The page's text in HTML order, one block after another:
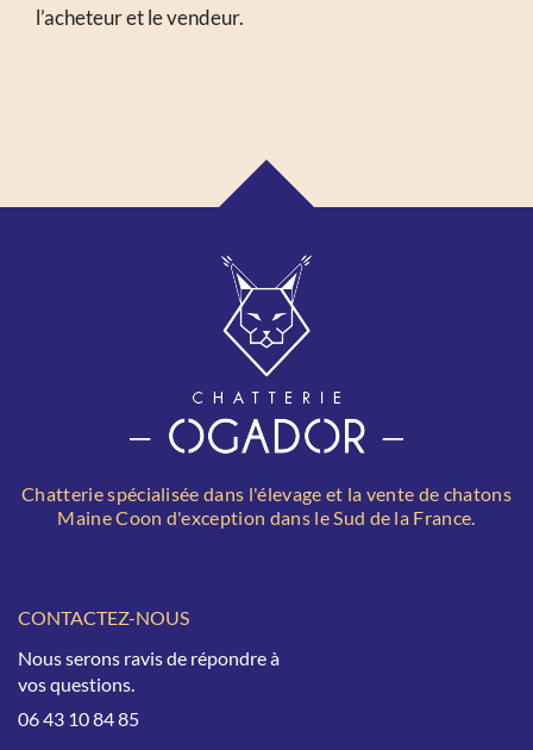
l’acheteur et le vendeur.
Chatterie spécialisée dans l'élevage et la vente de chatons
Maine Coon d'exception dans le Sud de la France.
CONTACTEZ-NOUS
Nous serons ravis de répondre à
vos questions.
06 43 10 84 85